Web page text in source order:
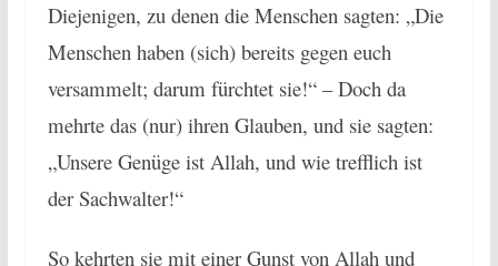
Diejenigen, zu denen die Menschen sagten: „Die
Menschen haben (sich) bereits gegen euch
versammelt; darum fürchtet sie!“ – Doch da
mehrte das (nur) ihren Glauben, und sie sagten:
„Unsere Genüge ist Allah, und wie trefflich ist
der Sachwalter!“
So kehrten sie mit einer Gunst von Allah und